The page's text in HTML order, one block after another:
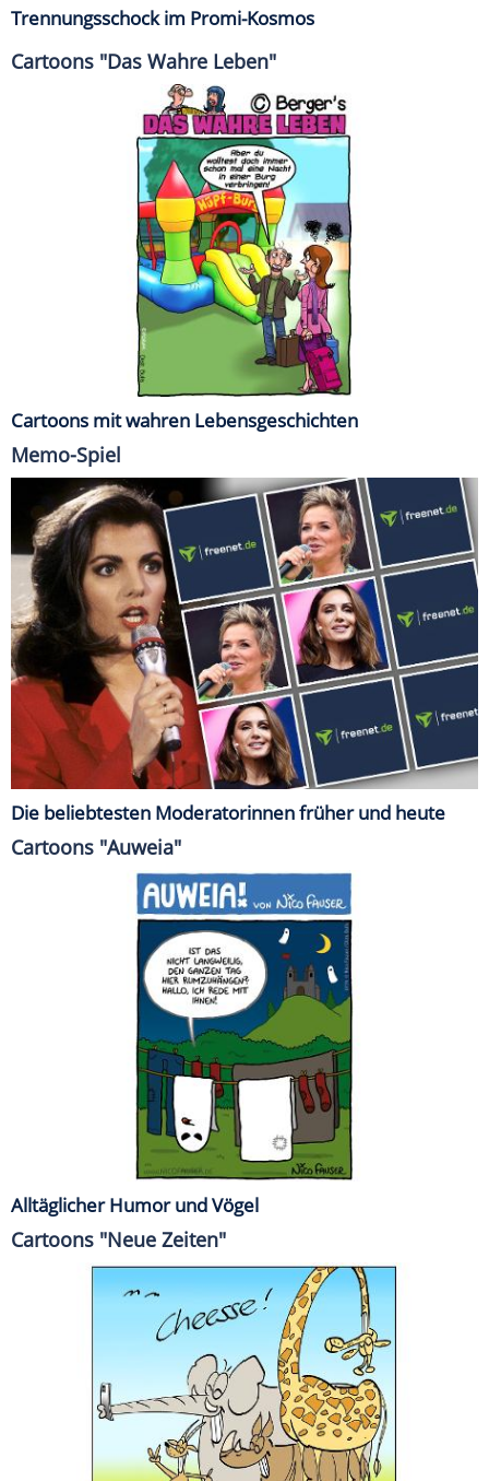
Trennungsschock im Promi-Kosmos
Cartoons "Das Wahre Leben"
Cartoons mit wahren Lebensgeschichten
Memo-Spiel
Die beliebtesten Moderatorinnen früher und heute
Cartoons "Auweia"
Alltäglicher Humor und Vögel
Cartoons "Neue Zeiten"